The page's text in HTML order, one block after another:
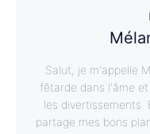
Salut, je m'appelle
fêtarde dans l'âme
les divertissements.
partage mes bons